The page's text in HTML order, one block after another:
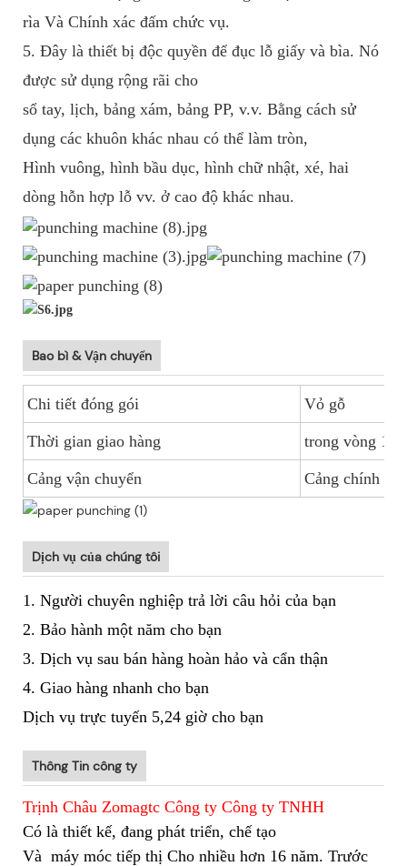
rìa Và Chính xác đấm chức vụ.
5. Đây là thiết bị độc quyền để đục lỗ giấy và bìa. Nó
được sử dụng rộng rãi cho
sổ tay, lịch, bảng xám, bảng PP, v.v. Bằng cách sử
dụng các khuôn khác nhau có thể làm tròn,
Hình vuông, hình bầu dục, hình chữ nhật, xé, hai
dòng hỗn hợp lỗ vv. ở cao độ khác nhau.
Bao bì & Vận chuyển
Chi tiết đóng gói Vỏ gỗ
Thời gian giao hàng trong vòng 15
Cảng vận chuyển Cảng chính
Dịch vụ của chúng tôi
1. Người chuyên nghiệp trả lời câu hỏi của bạn
2. Bảo hành một năm cho bạn
3. Dịch vụ sau bán hàng hoàn hảo và cẩn thận
4. Giao hàng nhanh cho bạn
Dịch vụ trực tuyến 5,24 giờ cho bạn
Thông Tin công ty
Trịnh Châu Zomagtc Công ty Công ty TNHH
Có là thiết kế, đang phát triển, chế tạo
Và máy móc tiếp thị Cho nhiều hơn 16 năm. Trước